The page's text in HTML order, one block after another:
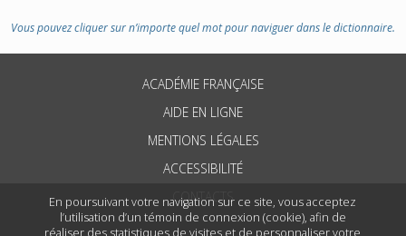
En poursuivant votre navigation sur ce site, vous acceptez
l’utilisation d’un témoin de connexion (cookie), afin de
réaliser des statistiques de visites et de personnaliser votre
Vous pouvez cliquer sur n’importe quel mot pour naviguer dans le dictionnaire.
ACADÉMIE FRANÇAISE
AIDE EN LIGNE
MENTIONS LÉGALES
ACCESSIBILITÉ
CONTACTS